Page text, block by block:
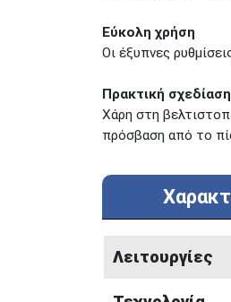
Εύκολη χρήση
Οι έξυπνες
Πρακτική
Χάρη στη
πρόσβαση από το
Λειτουργίες